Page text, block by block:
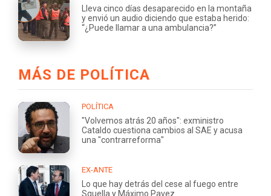
Lleva cinco días desaparecido en la montaña
y envió un audio diciendo que estaba herido:
“¿Puede llamar a una ambulancia?”
MÁS DE POLÍTICA
POLÍTICA
"Volvemos atrás 20 años": exministro
Cataldo cuestiona cambios al SAE y acusa
una "contrarreforma"
EX-ANTE
Lo que hay detrás del cese al fuego entre
Squella y Máximo Pavez